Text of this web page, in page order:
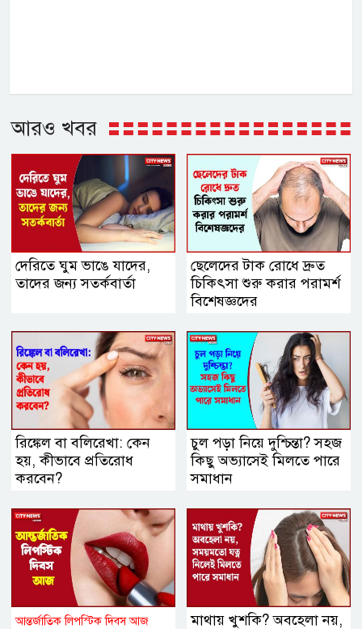
আরও খবর
দেরিতে ঘুম ভাঙে যাদের,
তাদের জন্য সতর্কবার্তা
ছেলেদের টাক রোধে দ্রুত
চিকিৎসা শুরু করার পরামর্শ
বিশেষজ্ঞদের
রিঙ্কেল বা বলিরেখা: কেন
হয়, কীভাবে প্রতিরোধ
করবেন?
চুল পড়া নিয়ে দুশ্চিন্তা? সহজ
কিছু অভ্যাসেই মিলতে পারে
সমাধান
আন্তর্জাতিক লিপস্টিক দিবস আজ
মাথায় খুশকি? অবহেলা নয়,